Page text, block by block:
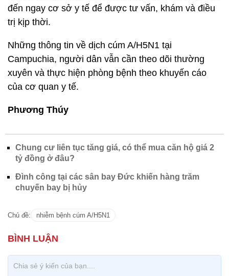
đến ngay cơ sở y tế để được tư vấn, khám và điều
trị kịp thời.
Những thông tin về dịch cúm A/H5N1 tại
Campuchia, người dân vẫn cần theo dõi thường
xuyên và thực hiện phòng bệnh theo khuyến cáo
của cơ quan y tế.
Phương Thúy
Chung cư liên tục tăng giá, có thể mua căn hộ giá 2
tỷ đồng ở đâu?
Đình công tại các sân bay Đức khiến hàng trăm
chuyến bay bị hủy
Chủ đề: nhiễm bệnh cúm A/H5N1